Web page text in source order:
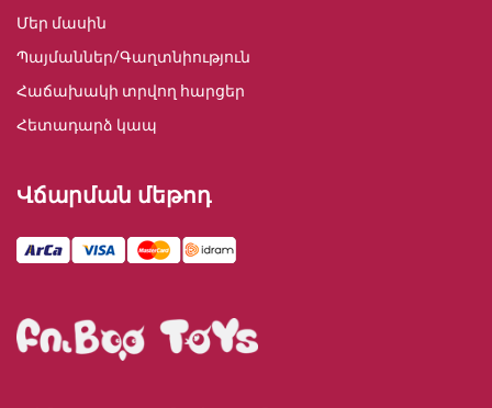
Մեր մասին
Պայմաններ/Գաղտնիություն
Հաճախակի տրվող հարցեր
Հետադարձ կապ
Վճարման մեթոդ